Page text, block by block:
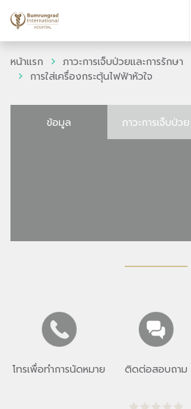
หน้าแรก ภาวะการเจ็บป่วยและการรักษา
การใส่เครื่องกระตุ้นไฟฟ้าหัวใจ
ข้อมูล ภาวะการเจ็บป่วย
โทรเพื่อทำการนัดหมาย ติดต่อสอบถาม